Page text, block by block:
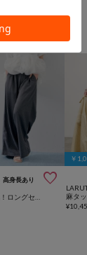
高身長あり 
￥
¥